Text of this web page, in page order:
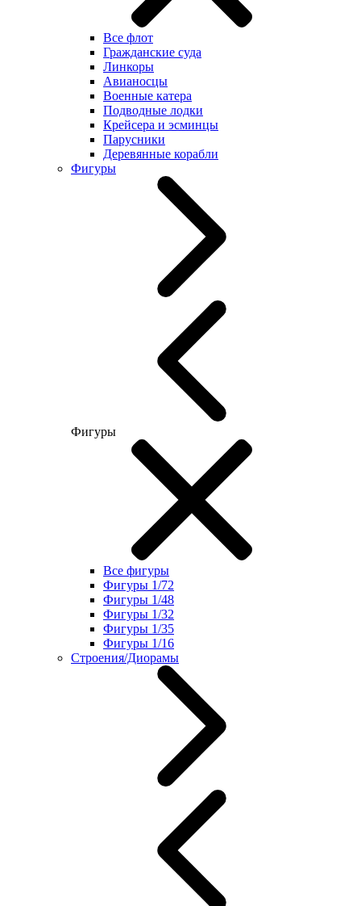
Все флот
Гражданские суда
Линкоры
Авианосцы
Военные катера
Подводные лодки
Крейсера и эсминцы
Парусники
Деревянные корабли
Фигуры
Фигуры
Все фигуры
Фигуры 1/72
Фигуры 1/48
Фигуры 1/32
Фигуры 1/35
Фигуры 1/16
Строения/Диорамы